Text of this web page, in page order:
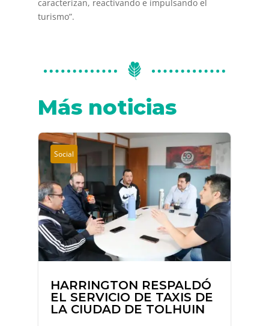
caracterizan, reactivando e impulsando el
turismo”.
Más noticias
Social
HARRINGTON RESPALDÓ
EL SERVICIO DE TAXIS DE
LA CIUDAD DE TOLHUIN